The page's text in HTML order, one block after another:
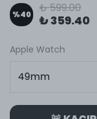
%40 ₺ 599.00
₺ 359.40
Apple Watch